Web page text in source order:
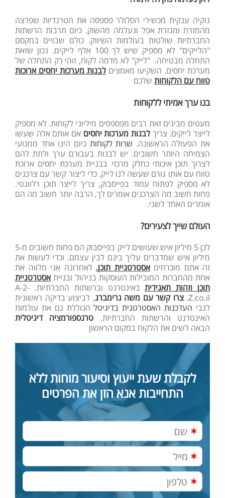
נוקיה ענקית מכשירי הסלולר פספסה את הטרנדיות שפרצה
מהמזרח ומגזרת אפל ונעלמה מהשוק. כיום תרבות הרשתות
החברתיות שולטות בעולמות השיווק. כולם שבויים במקסם
"הלייקים" לא מספיק שיש לך 100 אלף לייקים. נכון שזאת
התחלה מבטיחה. "לייק" לא מדמה לקוח, זוהי רק התחלה של
מערכת יחסים. השקיעו מאמצים לבנות מערכות יחסים ארוכות
טווח עם הלקוחות שלכם
בנו ערך אמיתי ללקוחות
מעטים מבינים זאת רבים מפספסים מיליוני לקוחות. לא מספיק
לייצר לייקים. צריך לבנות מערכות יחסים אם אותם אלה שעשו
את הפעולה הראשונה. שרות לקוחות כיום הינו אחד ממנועי
הצמיחה היותר חשובים. יש לבנות בעבורם ערך ולתת להם
לצרוך תוכן איכותי כחלק מרכזי בבניית מערכת יחסים ארוכת
טווח עם אותו גורם שעשה לנו לייק. כדי ליצור קשר עם צרכנים
לא מספיק לפתוח עמוד בפייסבוק, צריך לייצר תוכן רלוונטי.
פחות חשוב מה הצרכנים אומרים לך, הרבה יותר חשוב מה הם
אומרים האחד לשני.
העולם שייך לצעירים?
לכן 5 מיליון איש שעושים לייק בפייסבוק הם פחות חשובים מ-5
מיליון איש שמדברים עליך בינם לבין עצמם. וכדי לעשות את
זה אתם מוכרחיםאסטרטגיית תוכן. לאחרונה אני מלווה את
אחת מהחברות המובילות העוסקות בניהול ובניית אסטרטגיית
תוכן וזהות תאגידית
באינטרנט וברשתות החברתיות. A-2-
Z.co.il. צרו קשר עם משה גרימברג, לביצוע בדיקה ראשונית
לגבי העדכנות האסטרטגית בדיגיטלהכוללת גם את עולמות
האינטרנט והרשתות החברתיות. טרנספורמציה דיגיטלית
הבאה לשים את הלקוח במקום הראשון
לקבלת שעת ייעוץ וסיעור מוחות ללא
התחייבות אנא הזן את הפרטים